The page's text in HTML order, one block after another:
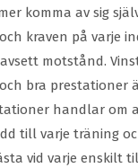
komma av sig
kraven på varje
motstånd.
bra prestationer
handlar om
till varje träning
vid varje enskilt